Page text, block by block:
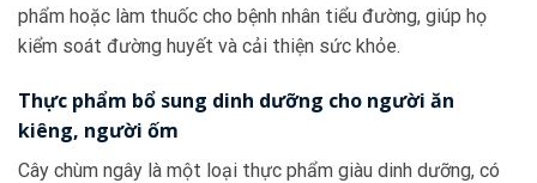
phẩm hoặc làm thuốc cho bệnh nhân tiểu đường, giúp họ
kiểm soát đường huyết và cải thiện sức khỏe.
Thực phẩm bổ sung dinh dưỡng cho người ăn
kiêng, người ốm
Cây chùm ngây là một loại thực phẩm giàu dinh dưỡng, có